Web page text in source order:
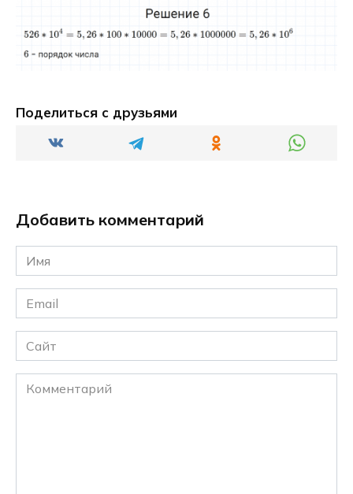
Поделиться с друзьями
Добавить комментарий
Имя
*
Email
*
Сайт
Комментарий